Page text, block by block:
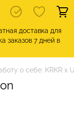
доставка для
заказов 7 дней в
о себе: KRKR x